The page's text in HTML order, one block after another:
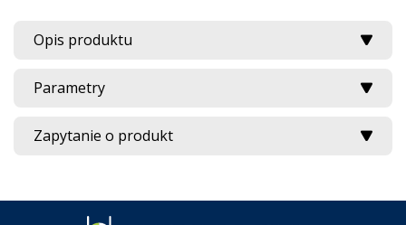
Opis produktu
Parametry
Zapytanie o produkt